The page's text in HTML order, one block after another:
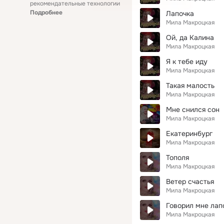
рекомендательные технологии
Подробнее
Лапочка
Мила Макроцкая
Ой, да Калина
Мила Макроцкая
Я к тебе иду
Мила Макроцкая
Такая малость
Мила Макроцкая
Мне снился сон
Мила Макроцкая
Екатеринбург
Мила Макроцкая
Тополя
Мила Макроцкая
Ветер счастья
Мила Макроцкая
Говорил мне
Мила Макроцкая